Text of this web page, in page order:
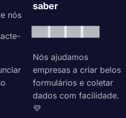
nós
saber
Nós ajudamos
empresas a criar belos
formulários e coletar
dados com facilidade.
💜